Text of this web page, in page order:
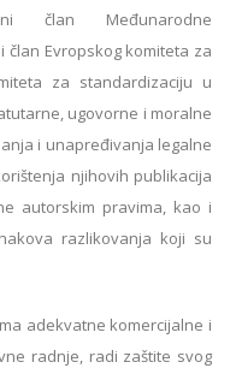
član Međunarodne
član Evropskog komiteta za
za standardizaciju u
ugovorne i moralne
i unapređivanja legalne
njihovih publikacija
autorskim pravima, kao i
razlikovanja koji su
adekvatne komercijalne i
radnje, radi zaštite svog